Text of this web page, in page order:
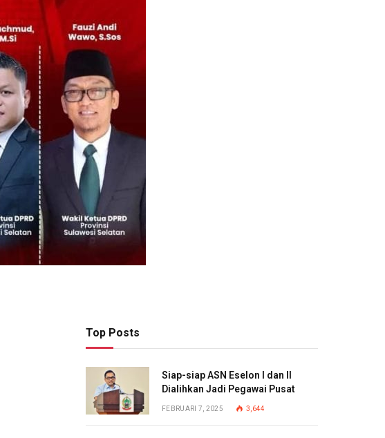
Top Posts
Siap-siap ASN Eselon I dan II
Dialihkan Jadi Pegawai Pusat
FEBRUARI 7, 2025 3,644